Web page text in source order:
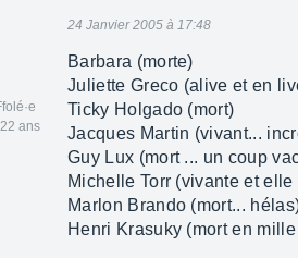
ans
24 Janvier 2005 à 17:48
Barbara (morte)
Juliette Greco (alive et en
Ticky Holgado (mort)
Jacques Martin (vivant...
Guy Lux (mort ... un coup
Michelle Torr (vivante et
Marlon Brando (mort...
Henri Krasuky (mort en